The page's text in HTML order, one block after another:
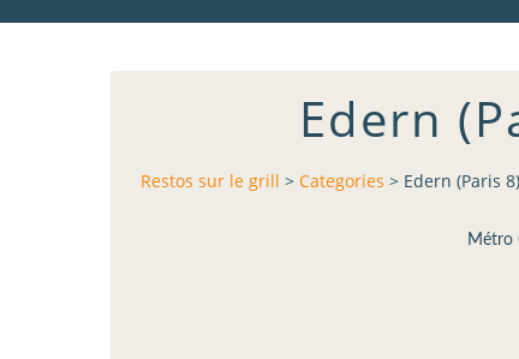
Edern
Restos sur le grill > Categories > Edern (Paris
Métro